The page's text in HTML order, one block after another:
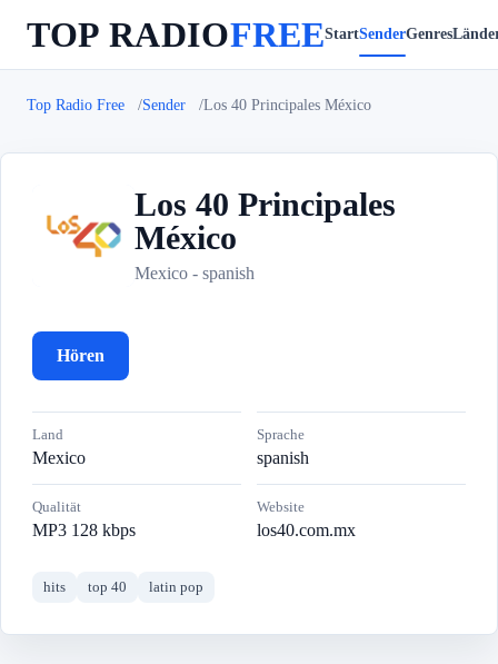
TOP RADIOFREEStartSenderGenres
Top Radio Free Sender Los 40 Principales México
L
Los 40 Principales
México
Mexico - spanish
Hören
Land
Mexico
Sprache
spanish
Qualität
MP3 128 kbps
Website
los40.com.mx
hits top 40 latin pop